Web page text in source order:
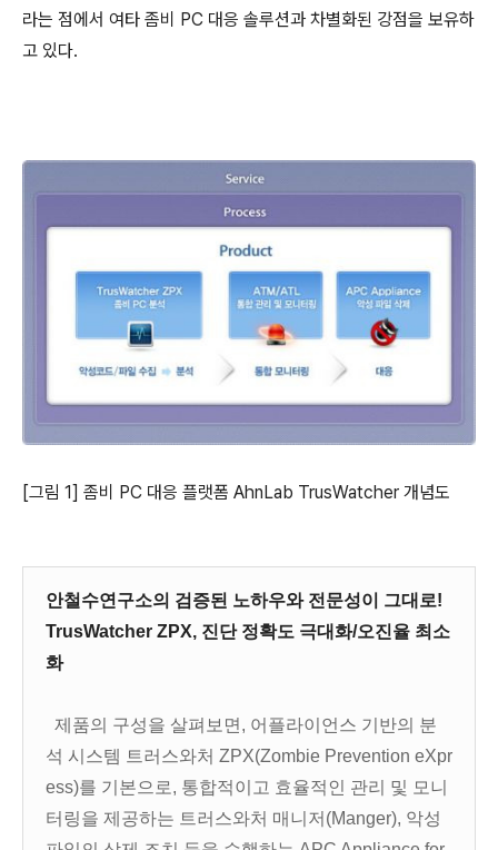
라는 점에서 여타 좀비 PC 대응 솔루션과 차별화된 강점을 보유하
고 있다.
[그림 1] 좀비 PC 대응 플랫폼 AhnLab TrusWatcher 개념도
안철수연구소의 검증된 노하우와 전문성이 그대로!
TrusWatcher ZPX, 진단 정확도 극대화/오진율 최소
화
제품의 구성을 살펴보면, 어플라이언스 기반의 분
석 시스템 트러스와처 ZPX(Zombie Prevention eXpr
ess)를 기본으로, 통합적이고 효율적인 관리 및 모니
터링을 제공하는 트러스와처 매니저(Manger), 악성